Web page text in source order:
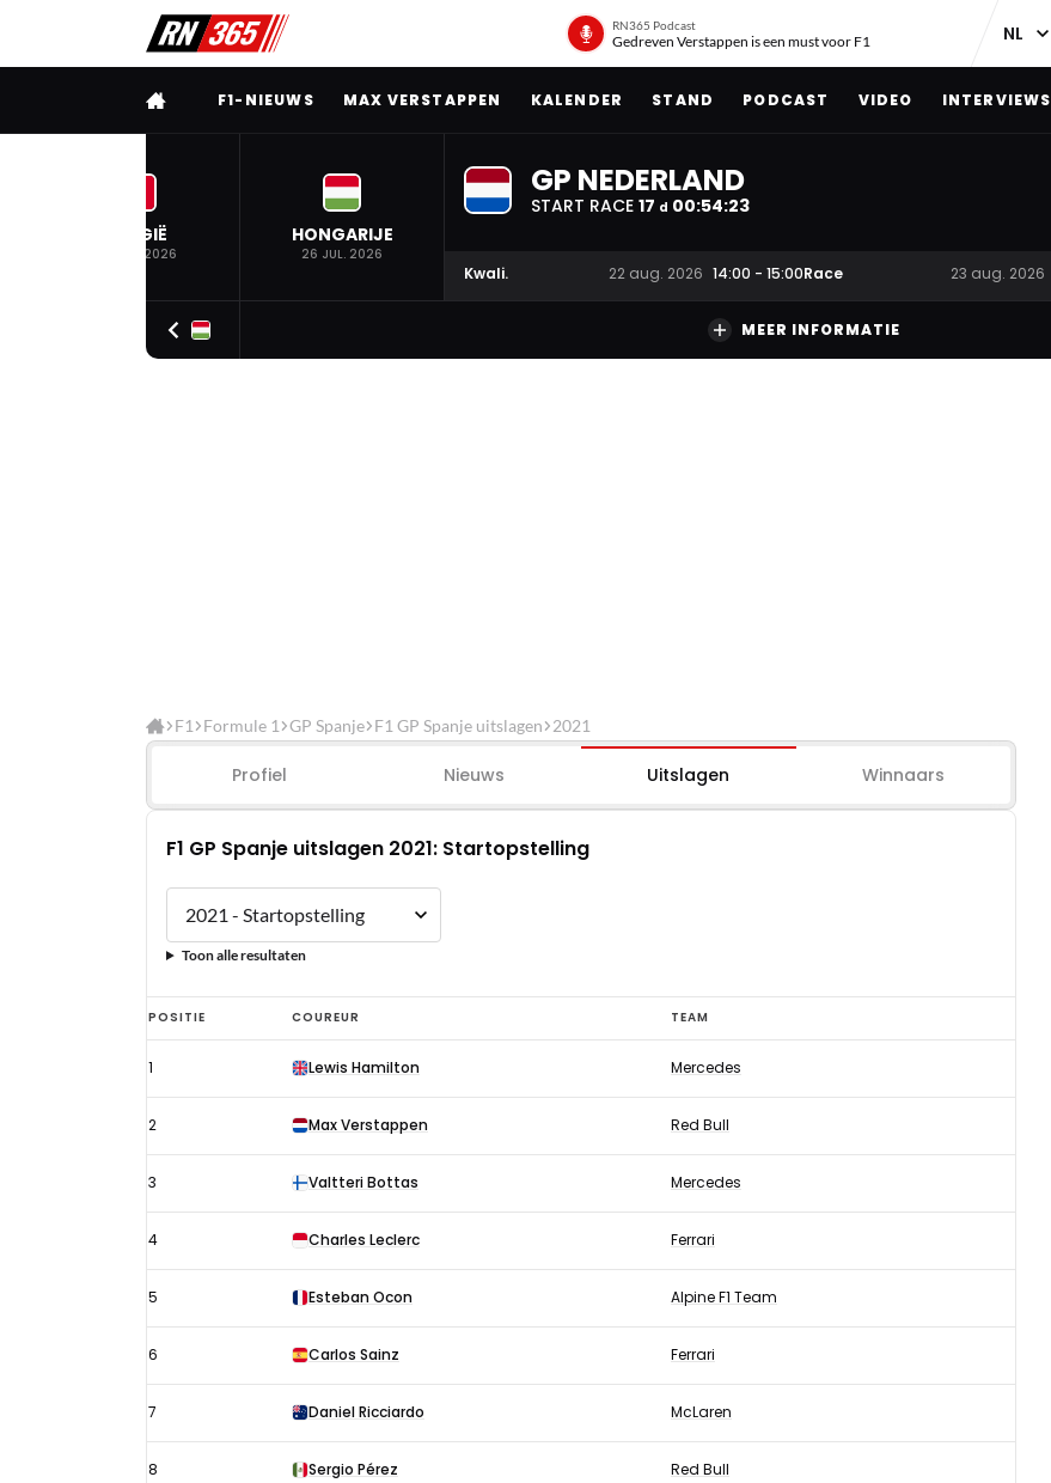
RN365 Podcast
Gedreven Verstappen is een must voor F1
VOLLEDIG MENU
F1-NIEUWS MAX VERSTAPPEN KALENDER STAND PODCAST VIDEO INTERVIEWS
BELGIË
19 JUL. 2026
HONGARIJE
26 JUL. 2026
GP NEDERLAND
START RACE 17 d 00:54:22
Kwali. 22 aug. 2026 14:00 - 15:00Race 23 aug. 2026
MEER INFORMATIE
F1 Formule 1 GP Spanje F1 GP Spanje uitslagen 2021
Profiel Nieuws Uitslagen Winnaars
F1 GP Spanje uitslagen 2021: Startopstelling
Toon alle resultaten
F1
GP
Spanje
uitslagen
Startopstelling
POSITIE COUREUR TEAM
1 Lewis Hamilton Mercedes
2 Max Verstappen Red Bull
3 Valtteri Bottas Mercedes
4 Charles Leclerc Ferrari
5 Esteban Ocon Alpine F1 Team
6 Carlos Sainz Ferrari
7 Daniel Ricciardo McLaren
8 Sergio Pérez Red Bull